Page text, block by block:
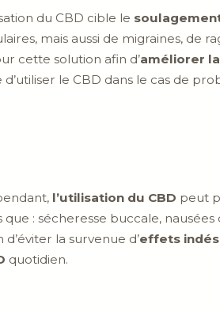
du CBD cible le
mais aussi de migraines, de
cette solution afin d’améliorer
le CBD dans le cas de
l’utilisation du CBD peut
: sécheresse buccale,
la survenue d’effets
quotidien.